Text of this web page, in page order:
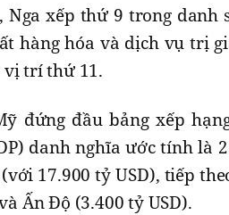
Nga xếp thứ 9 trong danh
hàng hóa và dịch vụ trị
vị trí thứ 11.
đứng đầu bảng xếp
danh nghĩa ước tính là
17.900 tỷ USD), tiếp
Ấn Độ (3.400 tỷ USD).